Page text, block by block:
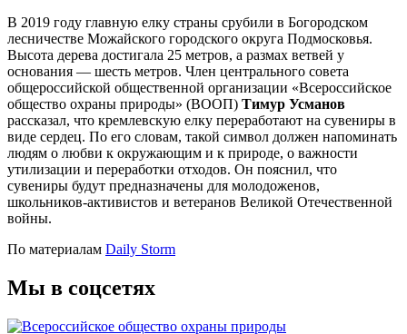
В 2019 году главную елку страны срубили в Богородском
лесничестве Можайского городского округа Подмосковья.
Высота дерева достигала 25 метров, а размах ветвей у
основания — шесть метров. Член центрального совета
общероссийской общественной организации «Всероссийское
общество охраны природы» (ВООП) Тимур Усманов
рассказал, что кремлевскую елку переработают на сувениры в
виде сердец. По его словам, такой символ должен напоминать
людям о любви к окружающим и к природе, о важности
утилизации и переработки отходов. Он пояснил, что
сувениры будут предназначены для молодоженов,
школьников-активистов и ветеранов Великой Отечественной
войны.
По материалам Daily Storm
Мы в соцсетях